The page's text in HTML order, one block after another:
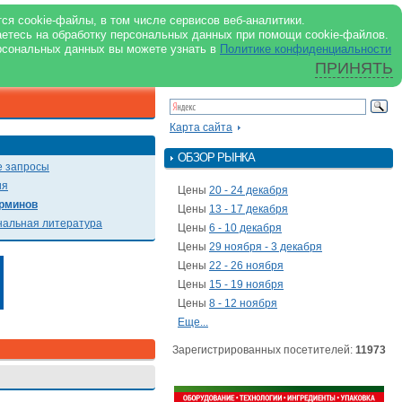
cookie-файлы, в том числе сервисов веб-аналитики.
на обработку персональных данных при помощи cookie-файлов.
данных вы можете узнать в Политике конфиденциальности
ПРИНЯТЬ
support@milkbranch.ru
О портале
Реклама в журнале
Реклама на портале
Архив номеров
запросы
литература
Карта сайта
ОБЗОР РЫНКА
Цены 20 - 24 декабря
Цены 13 - 17 декабря
Цены 6 - 10 декабря
Цены 29 ноября - 3 декабря
Цены 22 - 26 ноября
Цены 15 - 19 ноября
Цены 8 - 12 ноября
Еще...
Зарегистрированных посетителей: 11973